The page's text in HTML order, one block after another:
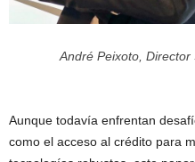
André Peixoto,
Aunque todavía enfrentan
como el acceso al crédito para